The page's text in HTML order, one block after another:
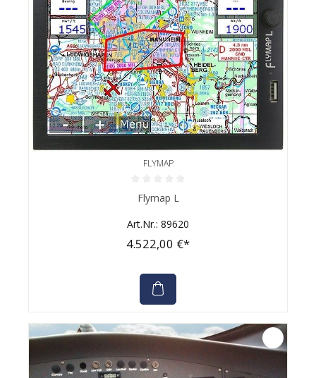
FLYMAP
Durchschnittliche Bewertung von 0 von 5 Sternen
Flymap L
Art.Nr.: 89620
4.522,00 €*